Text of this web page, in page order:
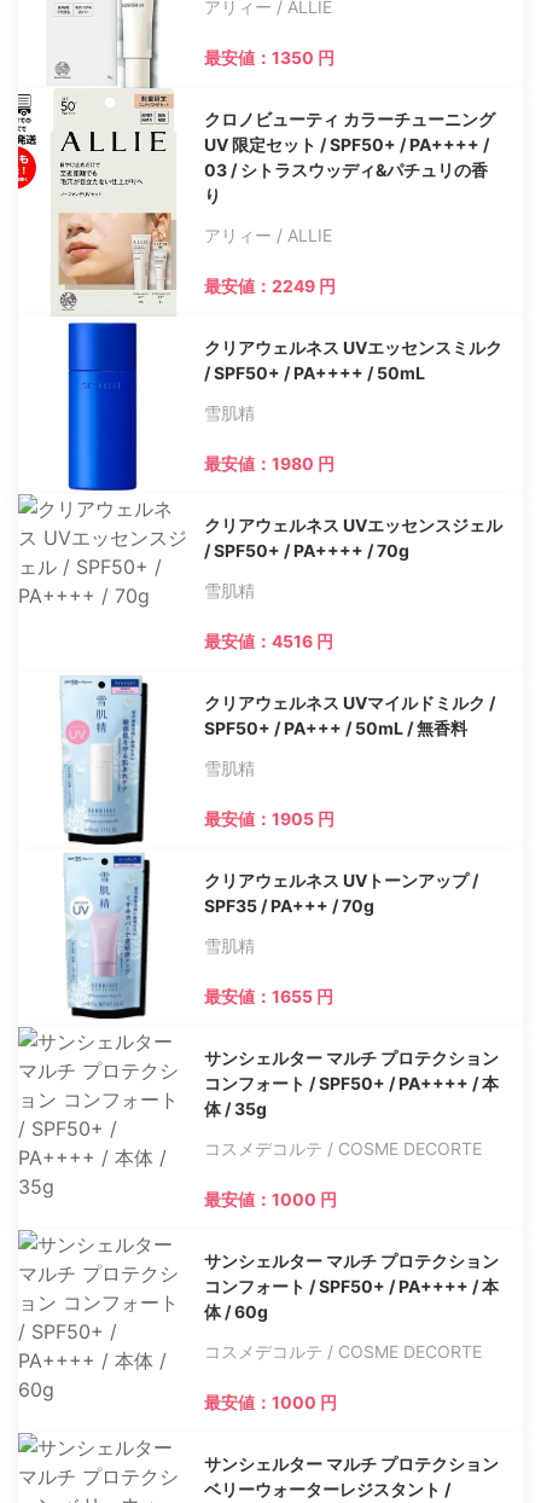
アリィー / ALLIE
最安値：1350 円
クロノビューティ カラーチューニング
UV 限定セット / SPF50+ / PA++++ /
03 / シトラスウッディ&パチュリの香
り
アリィー / ALLIE
最安値：2249 円
クリアウェルネス UVエッセンスミルク
/ SPF50+ / PA++++ / 50mL
雪肌精
最安値：1980 円
クリアウェルネス UVエッセンスジェル
/ SPF50+ / PA++++ / 70g
雪肌精
最安値：4516 円
クリアウェルネス UVマイルドミルク /
SPF50+ / PA+++ / 50mL / 無香料
雪肌精
最安値：1905 円
クリアウェルネス UVトーンアップ /
SPF35 / PA+++ / 70g
雪肌精
最安値：1655 円
サンシェルター マルチ プロテクション
コンフォート / SPF50+ / PA++++ / 本
体 / 35g
コスメデコルテ / COSME DECORTE
最安値：1000 円
サンシェルター マルチ プロテクション
コンフォート / SPF50+ / PA++++ / 本
体 / 60g
コスメデコルテ / COSME DECORTE
最安値：1000 円
サンシェルター マルチ プロテクション
ベリーウォーターレジスタント /